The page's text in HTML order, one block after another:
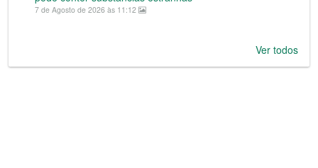
7 de Agosto de 2026 às 11:12
Ver todos